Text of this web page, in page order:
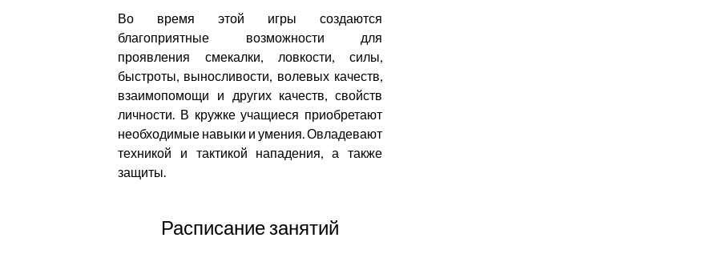
Во время этой игры создаются
благоприятные возможности для
проявления смекалки, ловкости, силы,
быстроты, выносливости, волевых качеств,
взаимопомощи и других качеств, свойств
личности. В кружке учащиеся приобретают
необходимые навыки и умения. Овладевают
техникой и тактикой нападения, а также
защиты.
Расписание занятий